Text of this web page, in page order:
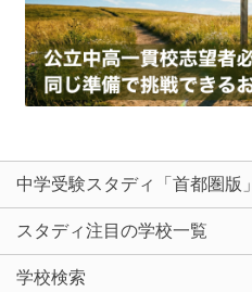
中学受験スタディ「首都圏版」
スタディ注目の学校一覧
学校検索